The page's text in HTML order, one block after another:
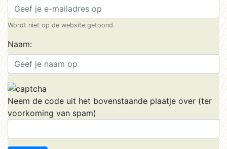
Wordt niet op de website getoond.
Naam:
Neem de code uit het bovenstaande plaatje over (ter
voorkoming van spam)